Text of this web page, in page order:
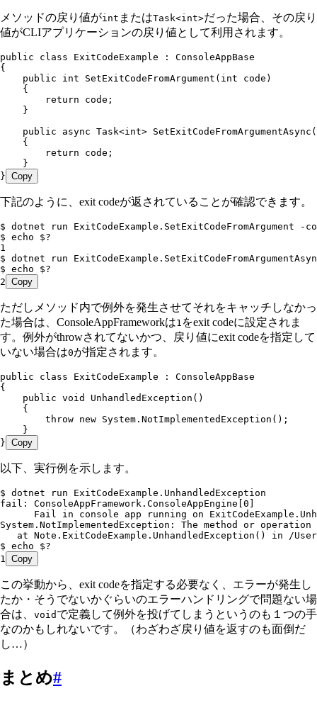
メソッドの戻り値がint またはTask<int>だった場合、その戻り
値がCLIアプリケーションの戻り値として利用されます。
public class ExitCodeExample :
ConsoleAppBase
{
    public
int SetExitCodeFromArgument ( int code)
    {
        return
code;
    }
    public
async Task<int> SetExitCodeFromArgumentAsync (
    {
        return
code;
    }
} Copy
下記のように、exit codeが返されていることが確認できます。
$ dotnet run ExitCodeExample.SetExitCodeFromArgument -
$ echo $?
1
$ dotnet run
$ echo $?
2 Copy
ただしメソッド内で例外を発生させてそれをキャッチしなかっ
た場合は、ConsoleAppFrameworkは1 をexit codeに設定されま
す。例外がthrowされてないかつ、戻り値にexit codeを指定して
いない場合は0が指定されます。
public class ExitCodeExample :
ConsoleAppBase
{
    public
void UnhandledException ()
    {
        throw
new System . NotImplementedException ();
    }
} Copy
以下、実行例を示します。
$ dotnet run ExitCodeExample.UnhandledException
fail: ConsoleAppFramework.ConsoleAppEngine[0]
Fail in console app running on
System.NotImplementedException: The method or
at Note.ExitCodeExample.UnhandledException() in /
$ echo $?
1 Copy
この挙動から、exit codeを指定する必要なく、エラーが発生し
たか・そうでないかぐらいのエラーハンドリングで問題ない場
合は、 void で定義して例外を投げてしまうというのも１つの手
なのかもしれないです。（わざわざ戻り値を返すのも面倒だ
し…）
まとめ#